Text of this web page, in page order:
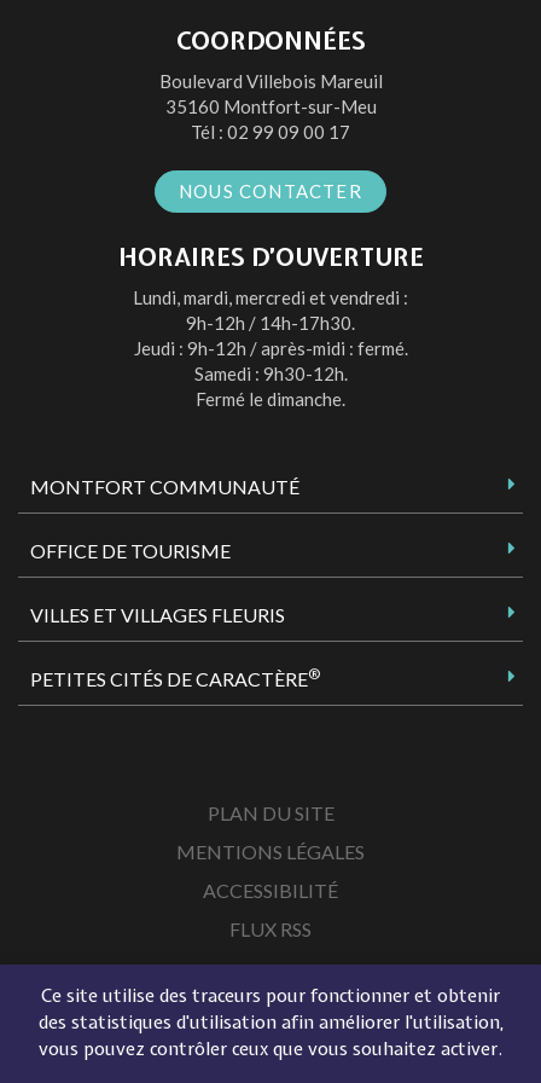
Ce site utilise des traceurs pour fonctionner et obtenir
des statistiques d'utilisation afin améliorer l'utilisation,
vous pouvez contrôler ceux que vous souhaitez activer.
le
compte
Facebook
le
compte
Twitter
le
compte
Instagram
la
chaîne
Youtube
COORDONNÉES
Boulevard Villebois Mareuil
35160 Montfort-sur-Meu
Tél : 02 99 09 00 17
NOUS CONTACTER
HORAIRES D’OUVERTURE
Lundi, mardi, mercredi et vendredi :
9h-12h / 14h-17h30.
Jeudi : 9h-12h / après-midi : fermé.
Samedi : 9h30-12h.
Fermé le dimanche.
MONTFORT COMMUNAUTÉ
OFFICE DE TOURISME
VILLES ET VILLAGES FLEURIS
PETITES CITÉS DE CARACTÈRE®
PLAN DU SITE
MENTIONS LÉGALES
ACCESSIBILITÉ
FLUX RSS